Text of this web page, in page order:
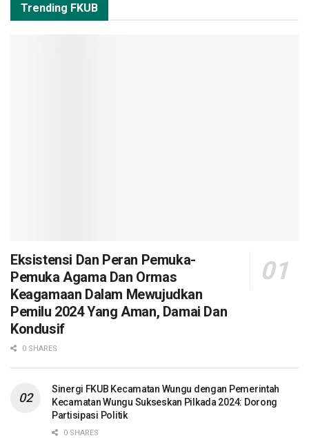
Trending FKUB
Eksistensi Dan Peran Pemuka-
Pemuka Agama Dan Ormas
Keagamaan Dalam Mewujudkan
Pemilu 2024 Yang Aman, Damai Dan
Kondusif
0 SHARES
Sinergi FKUB Kecamatan Wungu dengan Pemerintah
Kecamatan Wungu Sukseskan Pilkada 2024: Dorong
Partisipasi Politik
0 SHARES